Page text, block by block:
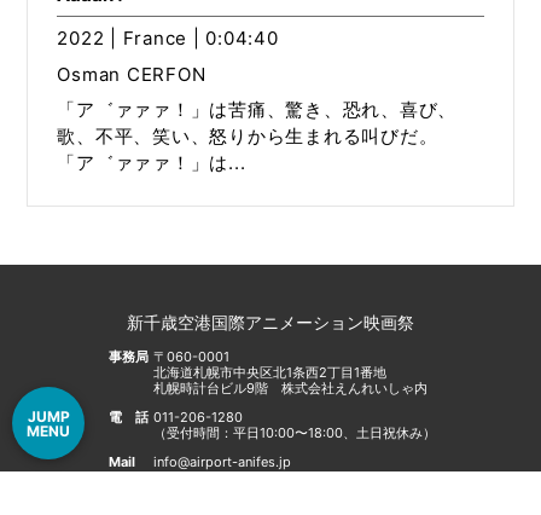
2022 | France | 0:04:40
Osman CERFON
「ア゛ァァァ！」は苦痛、驚き、恐れ、喜び、
歌、不平、笑い、怒りから生まれる叫びだ。
「ア゛ァァァ！」は...
新千歳空港国際アニメーション映画祭
事務局 〒060-0001
北海道札幌市中央区北1条西2丁目1番地
札幌時計台ビル9階 株式会社えんれいしゃ内
電話 011-206-1280
（受付時間：平日10:00〜18:00、土日祝休み）
Mail
info@airport-anifes.jp
JUMP
MENU